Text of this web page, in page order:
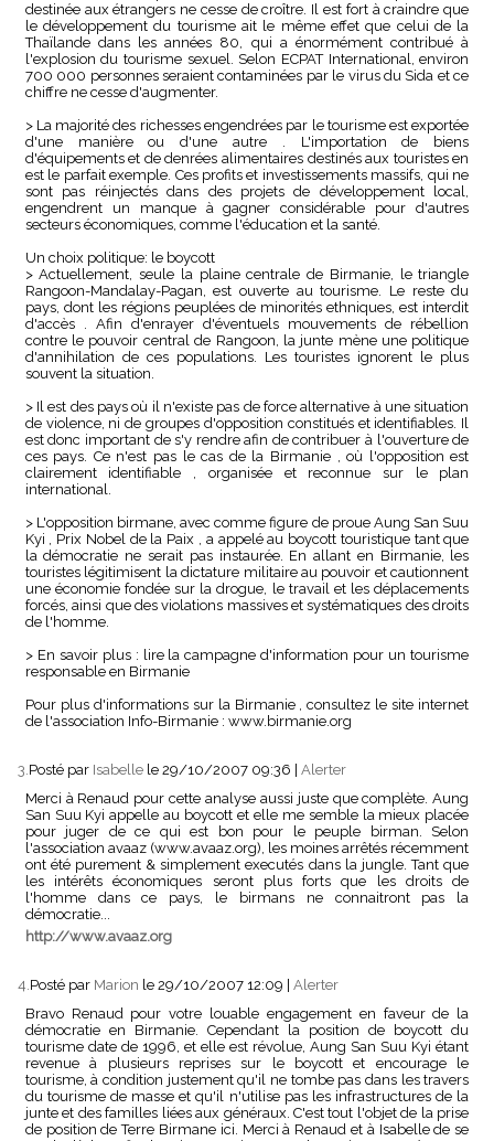
destinée aux étrangers ne cesse de croître. Il est fort à craindre que
le développement du tourisme ait le même effet que celui de la
Thaïlande dans les années 80, qui a énormément contribué à
l'explosion du tourisme sexuel. Selon ECPAT International, environ
700 000 personnes seraient contaminées par le virus du Sida et ce
chiffre ne cesse d'augmenter.
> La majorité des richesses engendrées par le tourisme est exportée
d'une manière ou d'une autre . L'importation de biens
d'équipements et de denrées alimentaires destinés aux touristes en
est le parfait exemple. Ces profits et investissements massifs, qui ne
sont pas réinjectés dans des projets de développement local,
engendrent un manque à gagner considérable pour d'autres
secteurs économiques, comme l'éducation et la santé.
Un choix politique: le boycott
> Actuellement, seule la plaine centrale de Birmanie, le triangle
Rangoon-Mandalay-Pagan, est ouverte au tourisme. Le reste du
pays, dont les régions peuplées de minorités ethniques, est interdit
d'accès . Afin d'enrayer d'éventuels mouvements de rébellion
contre le pouvoir central de Rangoon, la junte mène une politique
d'annihilation de ces populations. Les touristes ignorent le plus
souvent la situation.
> Il est des pays où il n'existe pas de force alternative à une situation
de violence, ni de groupes d'opposition constitués et identifiables. Il
est donc important de s'y rendre afin de contribuer à l'ouverture de
ces pays. Ce n'est pas le cas de la Birmanie , où l'opposition est
clairement identifiable , organisée et reconnue sur le plan
international.
> L'opposition birmane, avec comme figure de proue Aung San Suu
Kyi , Prix Nobel de la Paix , a appelé au boycott touristique tant que
la démocratie ne serait pas instaurée. En allant en Birmanie, les
touristes légitimisent la dictature militaire au pouvoir et cautionnent
une économie fondée sur la drogue, le travail et les déplacements
forcés, ainsi que des violations massives et systématiques des droits
de l'homme.
> En savoir plus : lire la campagne d'information pour un tourisme
responsable en Birmanie
Pour plus d'informations sur la Birmanie , consultez le site internet
de l'association Info-Birmanie : www.birmanie.org
3. Posté par Isabelle le 29/10/2007 09:36 | Alerter
Merci à Renaud pour cette analyse aussi juste que complète. Aung
San Suu Kyi appelle au boycott et elle me semble la mieux placée
pour juger de ce qui est bon pour le peuple birman. Selon
l'association avaaz (www.avaaz.org), les moines arrêtés récemment
ont été purement & simplement executés dans la jungle. Tant que
les intérêts économiques seront plus forts que les droits de
l'homme dans ce pays, le birmans ne connaitront pas la
démocratie...
http://www.avaaz.org
4. Posté par Marion le 29/10/2007 12:09 | Alerter
Bravo Renaud pour votre louable engagement en faveur de la
démocratie en Birmanie. Cependant la position de boycott du
tourisme date de 1996, et elle est révolue, Aung San Suu Kyi étant
revenue à plusieurs reprises sur le boycott et encourage le
tourisme, à condition justement qu'il ne tombe pas dans les travers
du tourisme de masse et qu'il n'utilise pas les infrastructures de la
junte et des familles liées aux généraux. C'est tout l'objet de la prise
de position de Terre Birmane ici. Merci à Renaud et à Isabelle de se